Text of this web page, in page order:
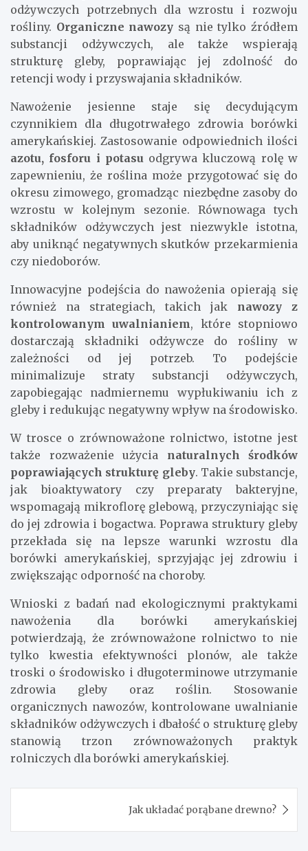
odżywczych potrzebnych dla wzrostu i rozwoju
rośliny. Organiczne nawozy są nie tylko źródłem
substancji odżywczych, ale także wspierają
strukturę gleby, poprawiając jej zdolność do
retencji wody i przyswajania składników.
Nawożenie jesienne staje się decydującym
czynnikiem dla długotrwałego zdrowia borówki
amerykańskiej. Zastosowanie odpowiednich ilości
azotu, fosforu i potasu odgrywa kluczową rolę w
zapewnieniu, że roślina może przygotować się do
okresu zimowego, gromadząc niezbędne zasoby do
wzrostu w kolejnym sezonie. Równowaga tych
składników odżywczych jest niezwykle istotna,
aby uniknąć negatywnych skutków przekarmienia
czy niedoborów.
Innowacyjne podejścia do nawożenia opierają się
również na strategiach, takich jak nawozy z
kontrolowanym uwalnianiem, które stopniowo
dostarczają składniki odżywcze do rośliny w
zależności od jej potrzeb. To podejście
minimalizuje straty substancji odżywczych,
zapobiegając nadmiernemu wypłukiwaniu ich z
gleby i redukując negatywny wpływ na środowisko.
W trosce o zrównoważone rolnictwo, istotne jest
także rozważenie użycia naturalnych środków
poprawiających strukturę gleby. Takie substancje,
jak bioaktywatory czy preparaty bakteryjne,
wspomagają mikroflorę glebową, przyczyniając się
do jej zdrowia i bogactwa. Poprawa struktury gleby
przekłada się na lepsze warunki wzrostu dla
borówki amerykańskiej, sprzyjając jej zdrowiu i
zwiększając odporność na choroby.
Wnioski z badań nad ekologicznymi praktykami
nawożenia dla borówki amerykańskiej
potwierdzają, że zrównoważone rolnictwo to nie
tylko kwestia efektywności plonów, ale także
troski o środowisko i długoterminowe utrzymanie
zdrowia gleby oraz roślin. Stosowanie
organicznych nawozów, kontrolowane uwalnianie
składników odżywczych i dbałość o strukturę gleby
stanowią trzon zrównoważonych praktyk
rolniczych dla borówki amerykańskiej.
Jak układać porąbane drewno?